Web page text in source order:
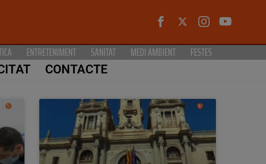
ENTRETENIMENT SANITAT MEDI AMBIENT FESTES
CONTACTE